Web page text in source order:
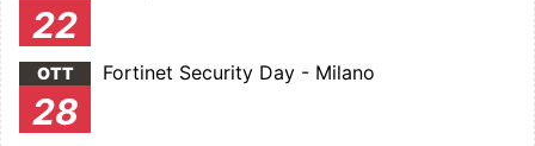
22
OTT
28
Fortinet Security Day - Milano